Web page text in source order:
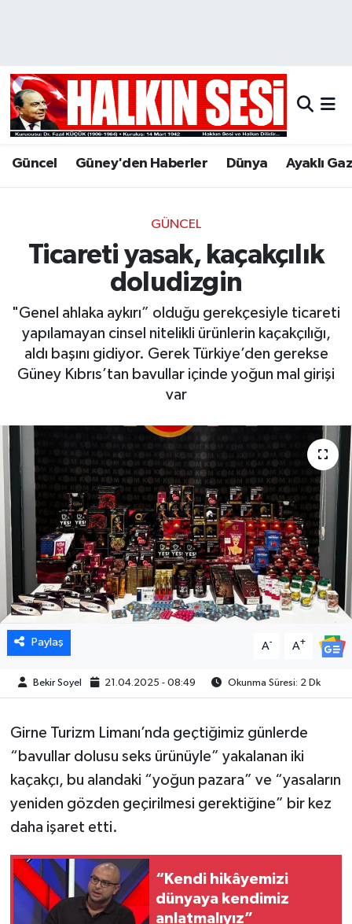
Güncel Güney'den Haberler Dünya Ayaklı
GÜNCEL
Ticareti yasak, kaçakçılık
doludizgin
"Genel ahlaka aykırı” olduğu gerekçesiyle ticareti
yapılamayan cinsel nitelikli ürünlerin kaçakçılığı,
aldı başını gidiyor. Gerek Türkiye’den gerekse
Güney Kıbrıs’tan bavullar içinde yoğun mal girişi
var
Paylaş A- A+
Bekir Soyel 21.04.2025 - 08:49 Okunma Süresi: 2 Dk
Girne Turizm Limanı’nda geçtiğimiz günlerde
“bavullar dolusu seks ürünüyle” yakalanan iki
kaçakçı, bu alandaki “yoğun pazara” ve “yasaların
yeniden gözden geçirilmesi gerektiğine” bir kez
daha işaret etti.
“Kendi hikâyemizi
dünyaya kendimiz
anlatmalıyız”
Hava Durumu
Trafik Durumu
Son Dakika Haberleri